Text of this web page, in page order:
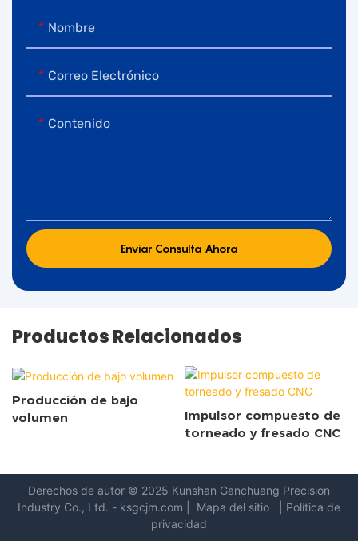
Nombre
Correo Electrónico
Contenido
Enviar Consulta Ahora
Productos Relacionados
Producción de bajo
volumen
Impulsor compuesto de
torneado y fresado CNC
Derechos de autor © 2025 Kunshan Ganchuang Precision
Industry Co., Ltd. - ksgcjm.com Mapa del sitio
Política de
privacidad